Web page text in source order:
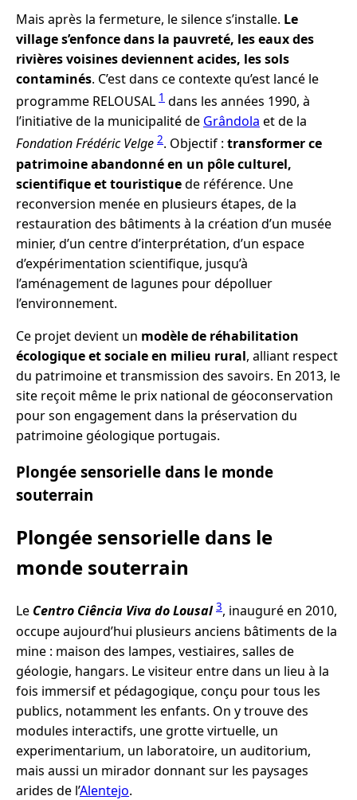
Mais après la fermeture, le silence s’installe. Le
village s’enfonce dans la pauvreté, les eaux des
rivières voisines deviennent acides, les sols
contaminés. C’est dans ce contexte qu’est lancé le
programme RELOUSAL 1 dans les années 1990, à
l’initiative de la municipalité de Grândola et de la
Fondation Frédéric Velge 2. Objectif : transformer ce
patrimoine abandonné en un pôle culturel,
scientifique et touristiquede référence. Une
reconversion menée en plusieurs étapes, de la
restauration des bâtiments à la création d’un musée
minier, d’un centre d’interprétation, d’un espace
d’expérimentation scientifique, jusqu’à
l’aménagement de lagunes pour dépolluer
l’environnement.
Ce projet devient un modèle de réhabilitation
écologique et sociale en milieu rural, alliant respect
du patrimoine et transmission des savoirs. En 2013, le
site reçoit même le prix national de géoconservation
pour son engagement dans la préservation du
patrimoine géologique portugais.
Plongée sensorielle dans le monde
souterrain
Plongée sensorielle dans le
monde souterrain
Le Centro Ciência Viva do Lousal 3, inauguré en 2010,
occupe aujourd’hui plusieurs anciens bâtiments de la
mine : maison des lampes, vestiaires, salles de
géologie, hangars. Le visiteur entre dans un lieu à la
fois immersif et pédagogique, conçu pour tous les
publics, notamment les enfants. On y trouve des
modules interactifs, une grotte virtuelle, un
experimentarium, un laboratoire, un auditorium,
mais aussi un mirador donnant sur les paysages
arides de l’Alentejo.